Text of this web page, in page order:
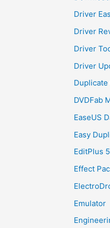
Driver
Driver
Driver
Driver
DVDFab
EaseUS
Easy
EditPlus
Effect
Emulator